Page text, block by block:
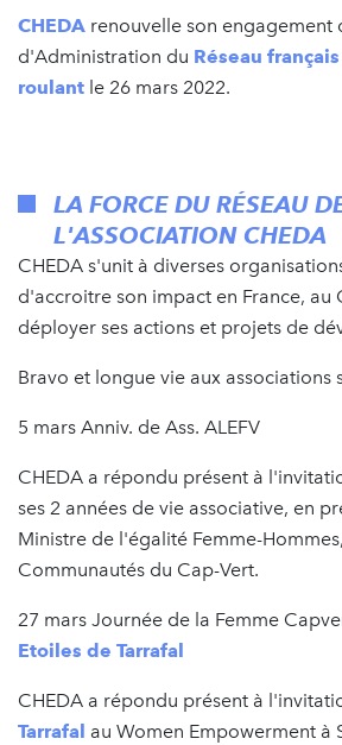
CHEDA renouvelle son engagement
d'Administration du Réseau
roulant le 26 mars 2022.
LA FORCE DU RÉSEAU
L'ASSOCIATION CHEDA
CHEDA s'unit à diverses
d'accroitre son impact en France, au
déployer ses actions et projets de
Bravo et longue vie aux associations
5 mars Anniv. de Ass. ALEFV
CHEDA a répondu présent à
ses 2 années de vie associative, en
Ministre de l'égalité Femme-
Communautés du Cap-Vert.
27 mars Journée de la Femme
Etoiles de Tarrafal
CHEDA a répondu présent à
Tarrafal au Women Empowerment à